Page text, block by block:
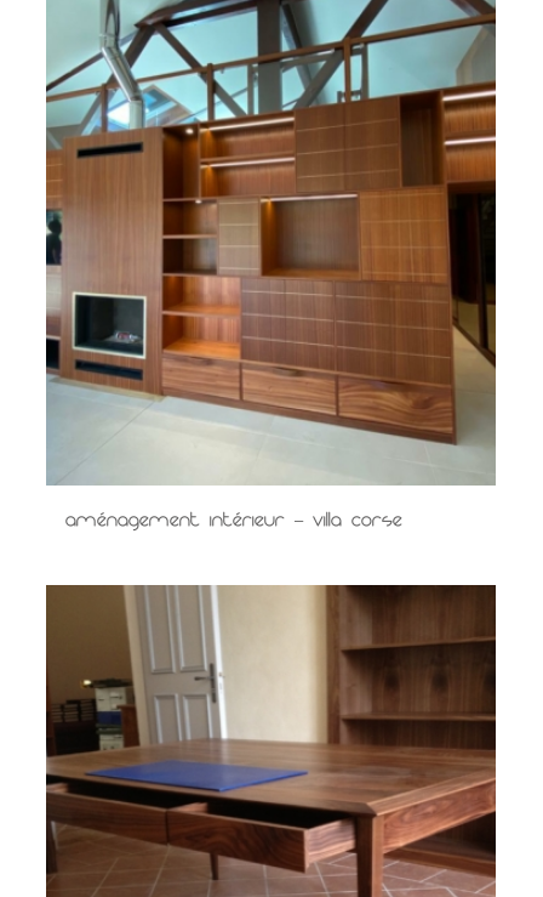
Aménagement intérieur – Villa Corse